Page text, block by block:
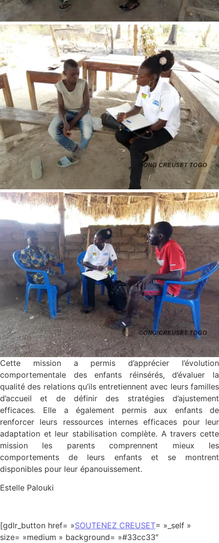
Cette mission a permis d’apprécier l’évolution
comportementale des enfants réinsérés, d’évaluer la
qualité des relations qu’ils entretiennent avec leurs familles
d’accueil et de définir des stratégies d’ajustement
efficaces. Elle a également permis aux enfants de
renforcer leurs ressources internes efficaces pour leur
adaptation et leur stabilisation complète. A travers cette
mission les parents comprennent mieux les
comportements de leurs enfants et se montrent
disponibles pour leur épanouissement.
Estelle Palouki
[gdlr_button href= »SOUTENEZ CREUSET= »_self »
size= »medium » background= »#33cc33″